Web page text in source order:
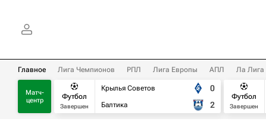
Главное Лига Чемпионов РПЛ Лига Европы АПЛ Ла Лига
Матч-
центр
Футбол
Завершен
Крылья Советов
Балтика
0
2
Футбол
Завершен